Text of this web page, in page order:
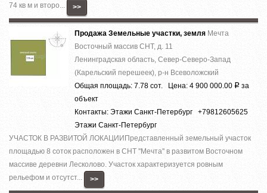
74 кв м и второ...
>>
Продажа Земельные участки, земля Мечта
Восточный массив СНТ, д. 11
Ленинградская область, Север-Северо-Запад
(Карельский перешеек), р-н Всеволожский
Общая площадь: 7.78 сот. Цена: 4 900 000.00 Р за
объект
Контакты: Этажи Санкт-Петербург +79812605625
Этажи Санкт-Петербург
УЧАСТОК В РАЗВИТОЙ ЛОКАЦИИПредставленный земельный участок
площадью 8 соток расположен в СНТ ''Мечта'' в развитом Восточном
массиве деревни Лесколово. Участок характеризуется ровным
рельефом и отсутст...
>>